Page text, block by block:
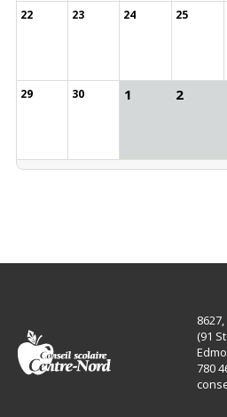
22 23 24 25
29 30 1 2
(91
780